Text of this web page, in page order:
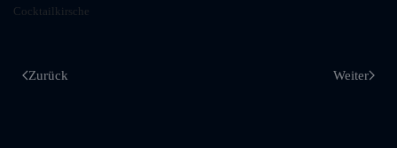
Cocktailkirsche
Zurück Weiter